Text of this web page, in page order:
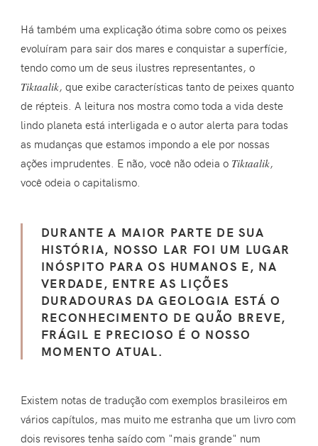
Há também uma explicação ótima sobre como os peixes
evoluíram para sair dos mares e conquistar a superfície,
tendo como um de seus ilustres representantes, o
Tiktaalik, que exibe características tanto de peixes quanto
de répteis. A leitura nos mostra como toda a vida deste
lindo planeta está interligada e o autor alerta para todas
as mudanças que estamos impondo a ele por nossas
ações imprudentes. E não, você não odeia o Tiktaalik,
você odeia o capitalismo.
DURANTE A MAIOR PARTE DE SUA
HISTÓRIA, NOSSO LAR FOI UM LUGAR
INÓSPITO PARA OS HUMANOS E, NA
VERDADE, ENTRE AS LIÇÕES
DURADOURAS DA GEOLOGIA ESTÁ O
RECONHECIMENTO DE QUÃO BREVE,
FRÁGIL E PRECIOSO É O NOSSO
MOMENTO ATUAL.
Existem notas de tradução com exemplos brasileiros em
vários capítulos, mas muito me estranha que um livro com
dois revisores tenha saído com "mais grande" num